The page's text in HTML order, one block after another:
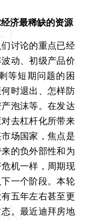
济最稀缺的资源
讨论的重点已经
动、初级产品价
等短期问题的困
时退出、怎样防
泡沫等。在发达
去杠杆化所带来
场国家，焦点是
的负外部性和为
机一样，周期现
一个阶段。本轮
五年左右甚至更
。最近迪拜房地